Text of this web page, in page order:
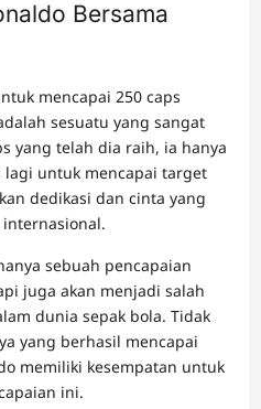
Bersama
mencapai 250 caps
sesuatu yang sangat
yang telah dia raih, ia hanya
lagi untuk mencapai target
dedikasi dan cinta yang
sebuah pencapaian
juga akan menjadi salah
dunia sepak bola. Tidak
yang berhasil mencapai
memiliki kesempatan untuk
ini.